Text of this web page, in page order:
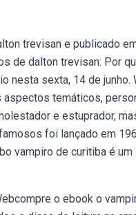
trevisan e publicado
dalton trevisan: Por
nesta sexta, 14 de junho.
temáticos,
e estuprador,
foi lançado em
vampiro de curitiba é
o ebook o